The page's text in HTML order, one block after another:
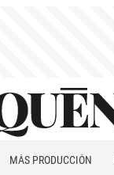
MÁS PRODUCCIÓN